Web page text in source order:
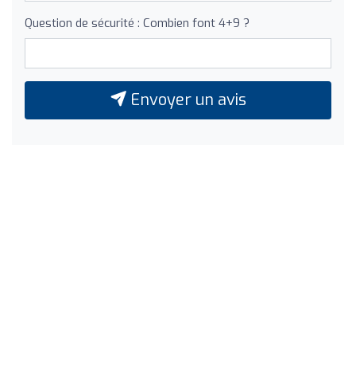
Question de sécurité : Combien font 4+9 ?
Envoyer un avis